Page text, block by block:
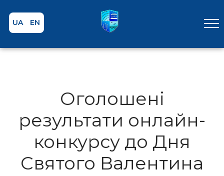
UA EN
Оголошені
результати онлайн-
конкурсу до Дня
Святого Валентина